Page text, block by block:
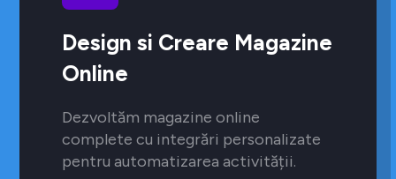
Design si Creare Magazine
Online
Dezvoltăm magazine online
complete cu integrări personalizate
pentru automatizarea activității.